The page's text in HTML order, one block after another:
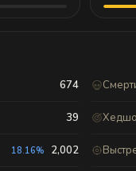
674
39
18.16% 2,002